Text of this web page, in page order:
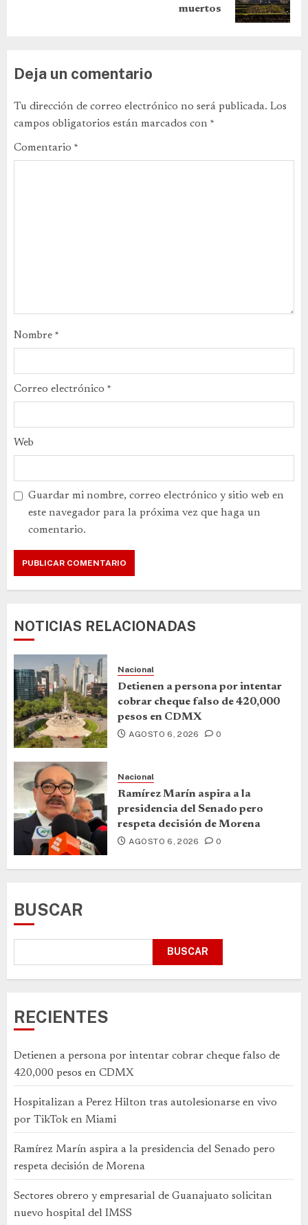
muertos
Deja un comentario
Tu dirección de correo electrónico no será publicada. Los
campos obligatorios están marcados con *
Comentario *
Nombre *
Correo electrónico *
Web
Guardar mi nombre, correo electrónico y sitio web en
este navegador para la próxima vez que haga un
comentario.
NOTICIAS RELACIONADAS
Nacional
Detienen a persona por intentar
cobrar cheque falso de 420,000
pesos en CDMX
AGOSTO 6, 2026 0
Nacional
Ramírez Marín aspira a la
presidencia del Senado pero
respeta decisión de Morena
AGOSTO 6, 2026 0
BUSCAR
BUSCAR
RECIENTES
Detienen a persona por intentar cobrar cheque falso de
420,000 pesos en CDMX
Hospitalizan a Perez Hilton tras autolesionarse en vivo
por TikTok en Miami
Ramírez Marín aspira a la presidencia del Senado pero
respeta decisión de Morena
Sectores obrero y empresarial de Guanajuato solicitan
nuevo hospital del IMSS